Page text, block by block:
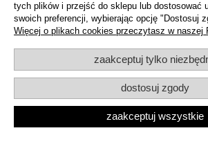
MOJE KONTO
INFORMACJE
pokaż pełną wersję strony
tych plików i przejść do sklepu lub dostosować
swoich preferencji, wybierając opcję "Dostosuj
Więcej o plikach cookies przeczytasz w naszej
zaakceptuj tylko
dostosuj zgody
zaakceptuj wszystkie